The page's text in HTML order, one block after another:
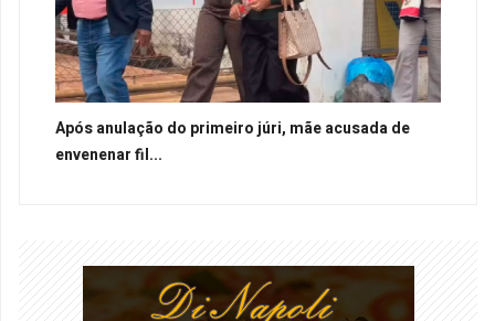
Após anulação do primeiro júri, mãe acusada de
envenenar fil...